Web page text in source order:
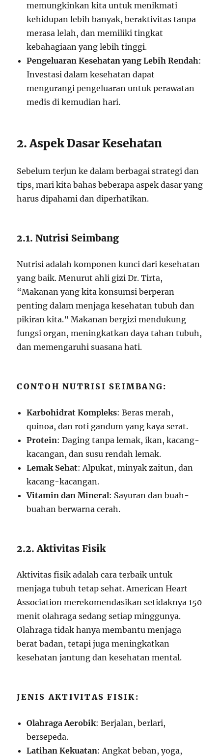
memungkinkan kita untuk menikmati
kehidupan lebih banyak, beraktivitas tanpa
merasa lelah, dan memiliki tingkat
kebahagiaan yang lebih tinggi.
Pengeluaran Kesehatan yang Lebih Rendah:
Investasi dalam kesehatan dapat
mengurangi pengeluaran untuk perawatan
medis di kemudian hari.
2. Aspek Dasar Kesehatan
Sebelum terjun ke dalam berbagai strategi dan
tips, mari kita bahas beberapa aspek dasar yang
harus dipahami dan diperhatikan.
2.1. Nutrisi Seimbang
Nutrisi adalah komponen kunci dari kesehatan
yang baik. Menurut ahli gizi Dr. Tirta,
“Makanan yang kita konsumsi berperan
penting dalam menjaga kesehatan tubuh dan
pikiran kita.” Makanan bergizi mendukung
fungsi organ, meningkatkan daya tahan tubuh,
dan memengaruhi suasana hati.
CONTOH NUTRISI SEIMBANG:
Karbohidrat Kompleks: Beras merah,
quinoa, dan roti gandum yang kaya serat.
Protein: Daging tanpa lemak, ikan, kacang-
kacangan, dan susu rendah lemak.
Lemak Sehat: Alpukat, minyak zaitun, dan
kacang-kacangan.
Vitamin dan Mineral: Sayuran dan buah-
buahan berwarna cerah.
2.2. Aktivitas Fisik
Aktivitas fisik adalah cara terbaik untuk
menjaga tubuh tetap sehat. American Heart
Association merekomendasikan setidaknya 150
menit olahraga sedang setiap minggunya.
Olahraga tidak hanya membantu menjaga
berat badan, tetapi juga meningkatkan
kesehatan jantung dan kesehatan mental.
JENIS AKTIVITAS FISIK:
Olahraga Aerobik: Berjalan, berlari,
bersepeda.
Latihan Kekuatan: Angkat beban, yoga,